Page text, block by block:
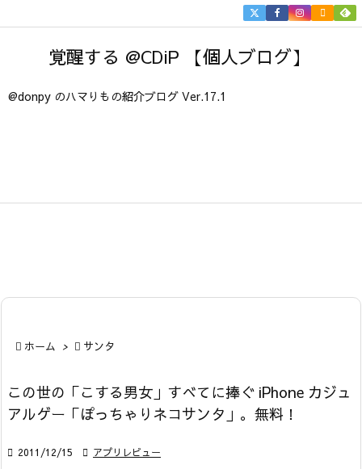
覚醒する @CDiP 【個人ブログ】
@donpy のハマりもの紹介ブログ Ver.17.1


 ホーム >  サンタ
この世の「こする男女」すべてに捧ぐ iPhone カジュ
アルゲー「ぽっちゃりネコサンタ」。無料！
 2011/12/15  アプリレビュー